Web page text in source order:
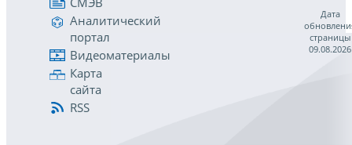
Аналитический
портал
Видеоматериалы
Карта
сайта
RSS
Дата
страницы
09.08.2026